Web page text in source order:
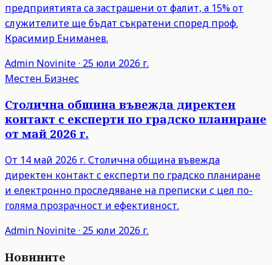
предприятията са застрашени от фалит, а 15% от
служителите ще бъдат съкратени според проф.
Красимир Ениманев.
Admin Novinite· 25 юли 2026 г.
Местен Бизнес
Столична община въвежда директен
контакт с експерти по градско планиране
от май 2026 г.
От 14 май 2026 г. Столична община въвежда
директен контакт с експерти по градско планиране
и електронно проследяване на преписки с цел по-
голяма прозрачност и ефективност.
Admin Novinite· 25 юли 2026 г.
Новините